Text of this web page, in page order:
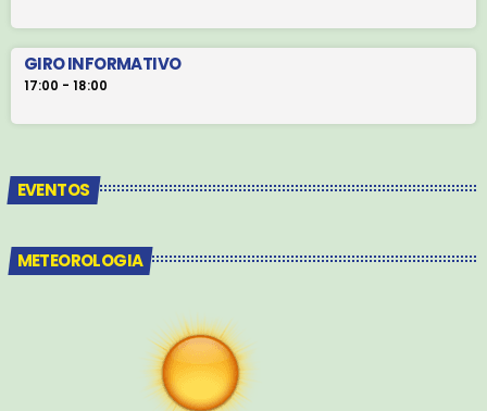
GIRO INFORMATIVO
17:00 - 18:00
EVENTOS
METEOROLOGIA